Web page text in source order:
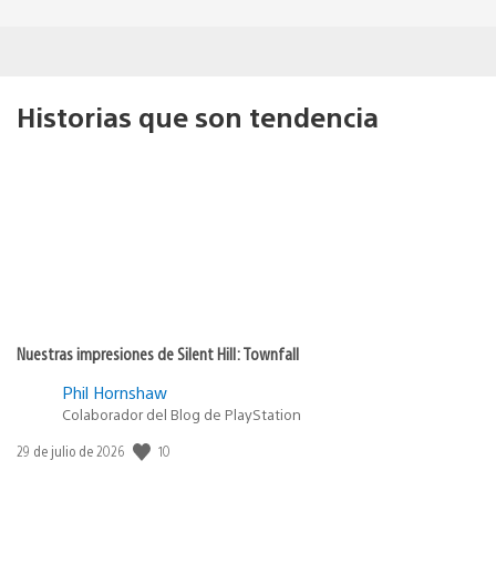
Historias que son tendencia
Nuestras impresiones de Silent Hill: Townfall
Phil Hornshaw
Colaborador del Blog de PlayStation
Fecha
29 de julio de 2026 10